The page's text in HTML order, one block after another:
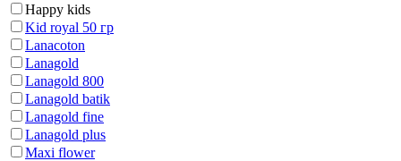
Happy kids
Kid royal 50 гр
Lanacoton
Lanagold
Lanagold 800
Lanagold batik
Lanagold fine
Lanagold plus
Maxi flower